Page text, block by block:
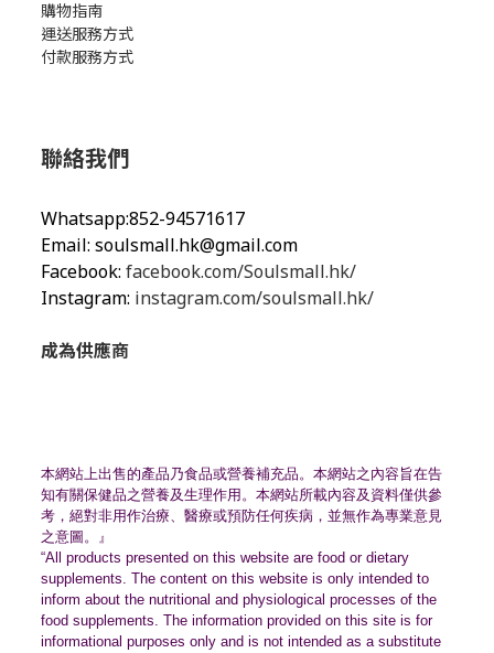
購物指南
運送服務方式
付款服務方式
聯絡我們
Whatsapp:852-94571617
Email: soulsmall.hk@gmail.com
Facebook: facebook.com/Soulsmall.hk/
Instagram: instagram.com/soulsmall.hk/
成為供應商
本網站上出售的產品乃食品或營養補充品。 本網站之內容旨在告
知有關保健品之營養及生理作用。 本網站所載內容及資料僅供參
考，絕對非用作治療、 醫療或預防任何疾病，並無作為專業意見
之意圖。』
“All products presented on this website are food or dietary
supplements. The content on this website is only intended to
inform about the nutritional and physiological processes of the
food supplements. The information provided on this site is for
informational purposes only and is not intended as a substitute